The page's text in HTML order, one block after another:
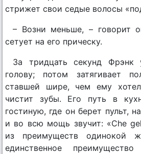
стрижет свои седые волосы
– Возни меньше, – говорит
сетует на его прическу.
За тридцать секунд Фрэнк
голову; потом затягивает
ставшей шире, чем ему
чистит зубы. Его путь в
гостиную, где он берет пульт,
и во всю мощь звучит: «Che
из преимуществ одинокой
единственное